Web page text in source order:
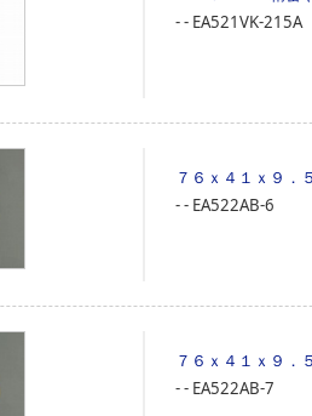
‐‐ EA521VK-215A
７６ｘ４１ｘ９
‐‐ EA522AB-6
７６ｘ４１ｘ９
‐‐ EA522AB-7